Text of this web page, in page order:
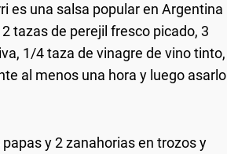
es una salsa popular en Argentina
tazas de perejil fresco picado, 3
1/4 taza de vinagre de vino tinto,
al menos una hora y luego asarlo
papas y 2 zanahorias en trozos y